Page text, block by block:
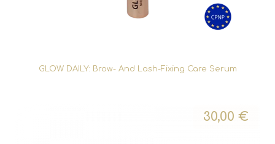
GLOW DAILY: Brow- And Lash-Fixing Care Serum
30,00 €